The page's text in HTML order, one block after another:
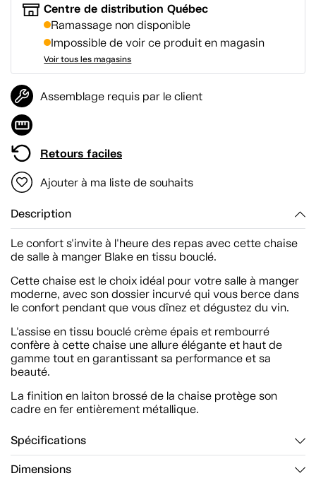
Centre de distribution Québec
Ramassage non disponible
Impossible de voir ce produit en magasin
Voir tous les magasins
Assemblage requis par le client
Retours faciles
Ajouter à ma liste de souhaits
Description
Le confort s'invite à l'heure des repas avec cette chaise
de salle à manger Blake en tissu bouclé.
Cette chaise est le choix idéal pour votre salle à manger
moderne, avec son dossier incurvé qui vous berce dans
le confort pendant que vous dînez et dégustez du vin.
L'assise en tissu bouclé crème épais et rembourré
confère à cette chaise une allure élégante et haut de
gamme tout en garantissant sa performance et sa
beauté.
La finition en laiton brossé de la chaise protège son
cadre en fer entièrement métallique.
Spécifications
Dimensions